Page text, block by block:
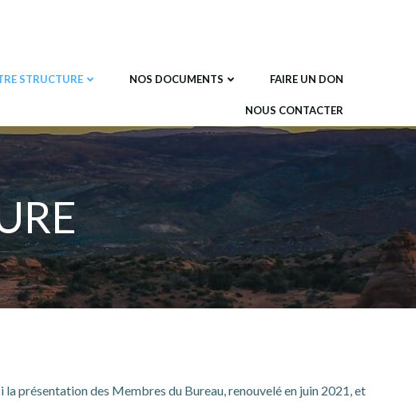
STRUCTURE NOS DOCUMENTS FAIRE UN DON
NOUS CONTACTER
présentation des Membres du Bureau, renouvelé en juin 2021, et